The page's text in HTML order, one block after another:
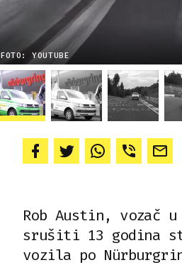
FOTO: YOUTUBE
Rob Austin, vozač
srušiti 13 godina
vozila po